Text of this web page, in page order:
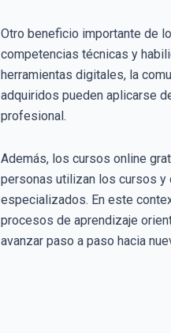
Otro beneficio importante de
competencias técnicas y
herramientas digitales, la
adquiridos pueden aplicarse
profesional.
Además, los cursos online
personas utilizan los cursos y
especializados. En este
procesos de aprendizaje
avanzar paso a paso hacia